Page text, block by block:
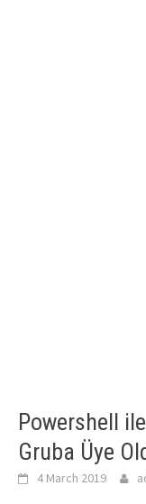
Powershell
Gruba Üye
4 March 2019